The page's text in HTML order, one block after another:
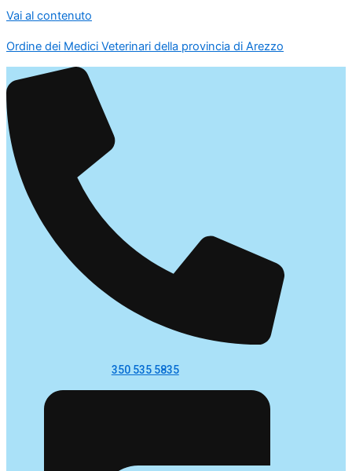
Vai al contenuto
Ordine dei Medici Veterinari della provincia di Arezzo
350 535 5835